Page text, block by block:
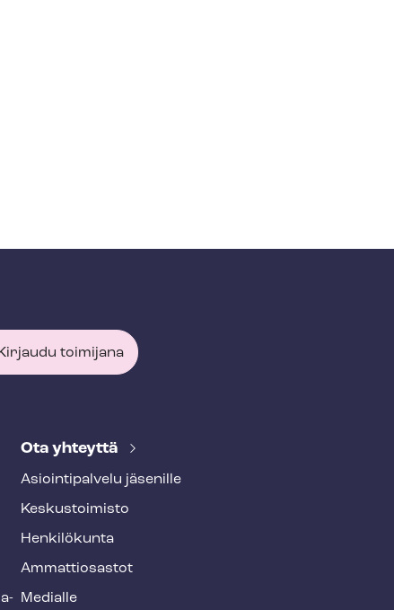
toimijana
Ota yhteyttä
Asioin­ti­pal­ve­lu jäsenille
Keskustoimisto
Henkilökunta
Ammattiosastot
Medialle